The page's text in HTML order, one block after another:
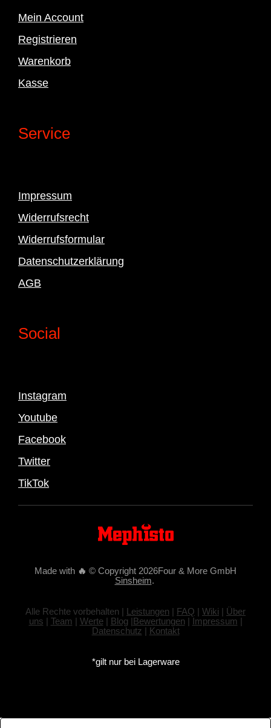
Mein Account
Registrieren
Warenkorb
Kasse
Service
Impressum
Widerrufsrecht
Widerrufsformular
Datenschutzerklärung
AGB
Social
Instagram
Youtube
Facebook
Twitter
TikTok
Made with 🔥 © Copyright 2026Four & More GmbH
Sinsheim.
Alle Rechte vorbehalten | Leistungen | FAQ | Wiki | Über
uns | Team | Werte| Blog |Bewertungen | Impressum |
Datenschutz | Kontakt
*gilt nur bei Lagerware